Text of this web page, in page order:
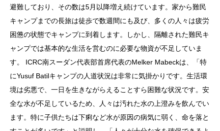
避難しており、その数は5月以降増え続けています。家から難民
キャンプまでの長旅は徒歩で数週間にも及び、多くの人々は疲労
困憊の状態でキャンプに到着します。しかし、隔離された難民キ
ャンプでは基本的な生活を営むのに必要な物資が不足していま
す。
ICRC南スーダン代表部首席代表のMelker Mabeckは、「特
にYusuf Batilキャンプの人道状況は非常に気掛かりです。生活環
境は劣悪で、一日を生きながらえることすら困難な状況です。安
全な水が不足しているため、人々は汚れた水の上澄みを飲んでい
ます。特に子供たちは下痢など水が原因の病気に弱く、命を落と